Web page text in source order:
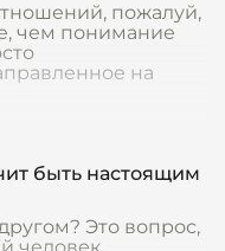
пожалуй,
чем понимание
на
быть настоящим
Это вопрос,